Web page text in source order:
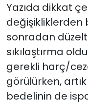
Yazıda dikkat
değişikliklerden
sonradan
sıkılaştırma
gerekli harç/
görülürken,
bedelinin de